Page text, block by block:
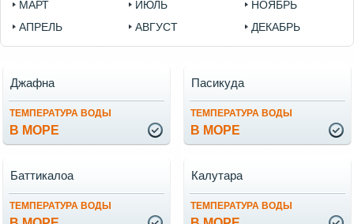
МАРТ
АПРЕЛЬ
ИЮЛЬ
АВГУСТ
НОЯБРЬ
ДЕКАБРЬ
ТЕМПЕРАТУРА ВОДЫ
В МОРЕ
Джафна
ТЕМПЕРАТУРА ВОДЫ
В МОРЕ
Пасикуда
ТЕМПЕРАТУРА ВОДЫ
Баттикалоа
ТЕМПЕРАТУРА ВОДЫ
Калутара